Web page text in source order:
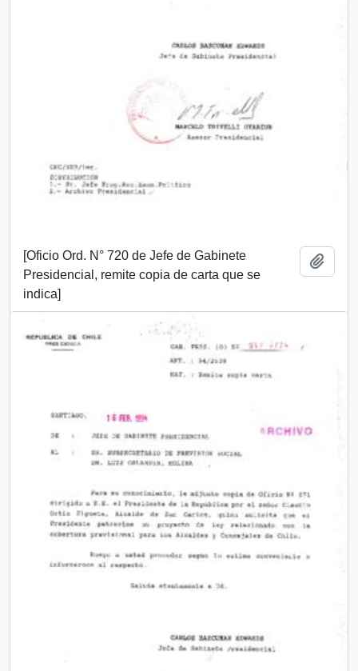
[Oficio Ord. N° 720 de Jefe de Gabinete
Presidencial, remite copia de carta que se
indica]